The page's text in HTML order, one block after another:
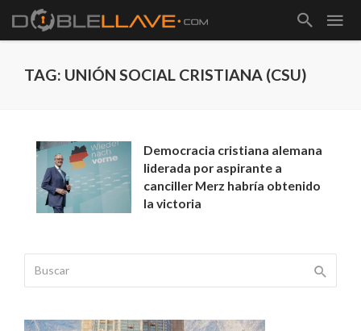
TAG: UNIÓN SOCIAL CRISTIANA (CSU)
Democracia cristiana alemana
liderada por aspirante a
canciller Merz habría obtenido
la victoria